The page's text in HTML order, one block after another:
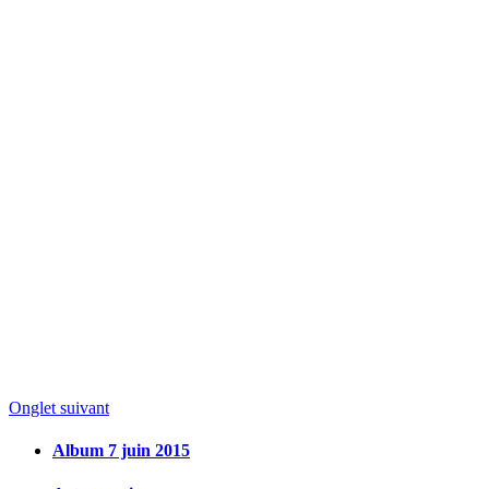
Onglet suivant
Album 7 juin 2015